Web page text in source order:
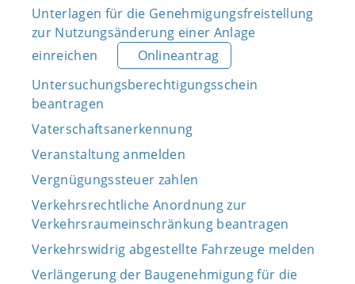
Unterlagen für die Genehmigungsfreistellung
zur Nutzungsänderung einer Anlage
einreichen
Onlineantrag
Untersuchungsberechtigungsschein
beantragen
Vaterschaftsanerkennung
Veranstaltung anmelden
Vergnügungssteuer zahlen
Verkehrsrechtliche Anordnung zur
Verkehrsraumeinschränkung beantragen
Verkehrswidrig abgestellte Fahrzeuge melden
Verlängerung der Baugenehmigung für die